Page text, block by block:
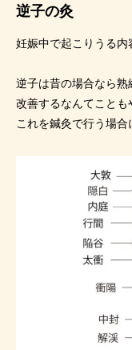
逆子の灸
妊娠中で起こりうる内
逆子は昔の場合なら
改善するなんてこと
これを鍼灸で行う場合